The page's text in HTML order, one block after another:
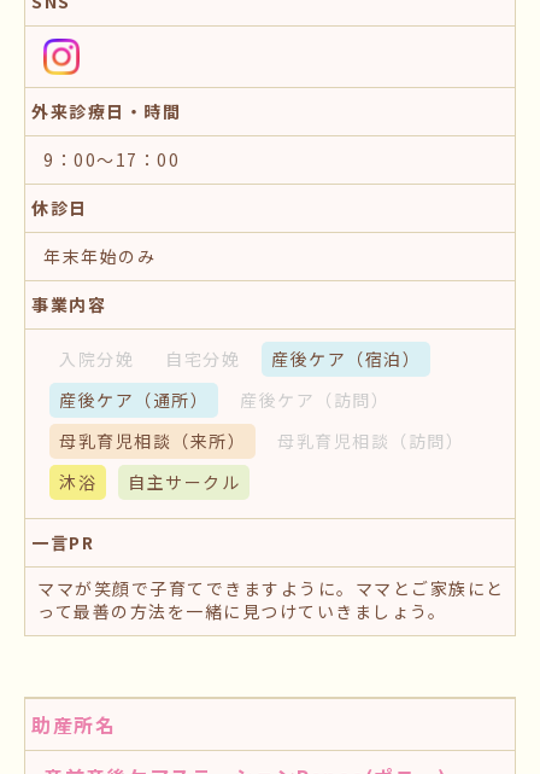
外来診療日・時間
9：00～17：00
休診日
年末年始のみ
事業内容
入院分娩 自宅分娩 産後ケア （宿泊）
産後ケア （通所） 産後ケア （訪問）
母乳育児相談 （来所） 母乳育児相談 （訪問）
沐浴
自主サークル
一言PR
ママが笑顔で子育てできますように。ママとご家族にと
って最善の方法を一緒に見つけていきましょう。
助産所名